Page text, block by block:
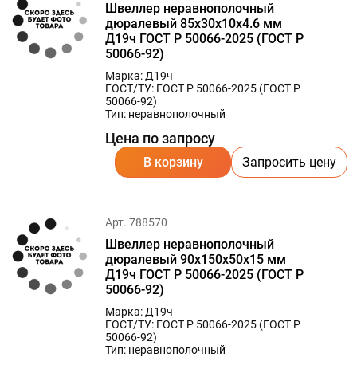
Швеллер неравнополочный
дюралевый 85х30х10х4.6 мм
Д19ч ГОСТ Р 50066-2025 (ГОСТ Р
50066-92)
Марка: Д19ч
ГОСТ/ТУ: ГОСТ Р 50066-2025 (ГОСТ Р
50066-92)
Тип: неравнополочный
Цена по запросу
В корзину Запросить цену
Арт. 788570
Швеллер неравнополочный
дюралевый 90х150х50х15 мм
Д19ч ГОСТ Р 50066-2025 (ГОСТ Р
50066-92)
Марка: Д19ч
ГОСТ/ТУ: ГОСТ Р 50066-2025 (ГОСТ Р
50066-92)
Тип: неравнополочный